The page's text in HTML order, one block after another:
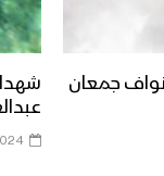
جمعان